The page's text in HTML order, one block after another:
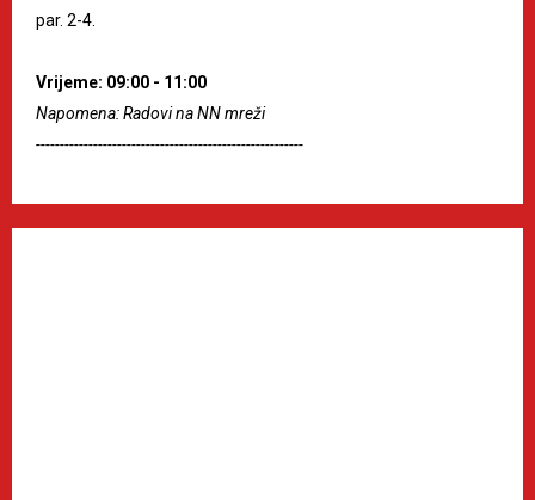
par. 2-4.
Vrijeme: 09:00 - 11:00
Napomena: Radovi na NN mreži
--------------------------------------------------------